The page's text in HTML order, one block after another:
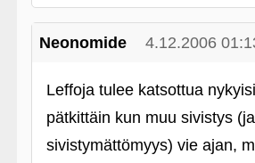
Neonomide 4.12.2006
Leffoja tulee katsottua
pätkittäin kun muu sivistys (ja
sivistymättömyys) vie ajan,